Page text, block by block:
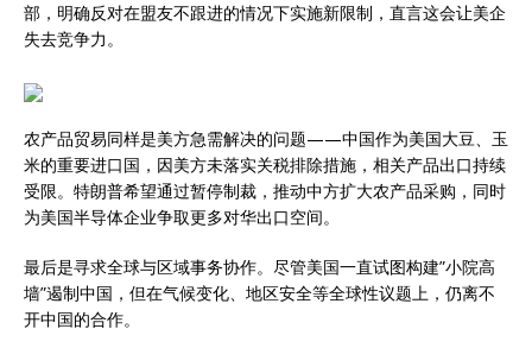
部，明确反对在盟友不跟进的情况下实施新限制，直言这会让美企
失去竞争力。
农产品贸易同样是美方急需解决的问题——中国作为美国大豆、玉
米的重要进口国，因美方未落实关税排除措施，相关产品出口持续
受限。特朗普希望通过暂停制裁，推动中方扩大农产品采购，同时
为美国半导体企业争取更多对华出口空间。
最后是寻求全球与区域事务协作。尽管美国一直试图构建”小院高
墙”遏制中国，但在气候变化、地区安全等全球性议题上，仍离不
开中国的合作。